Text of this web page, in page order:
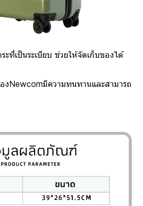
ะที่เป็นระเบียบ ช่วยให้จัดเก็บของได้
งNewcomมีความทนทานและสามารถ